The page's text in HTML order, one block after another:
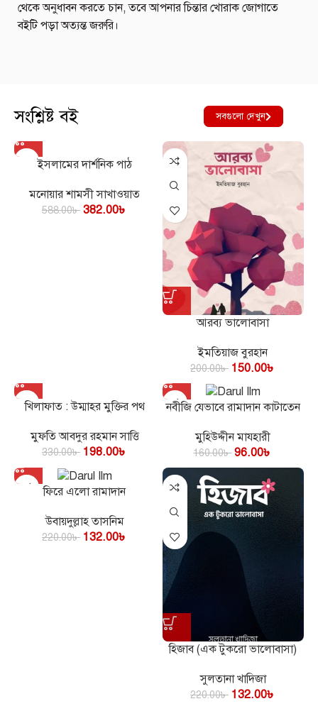
থেকে অনুধাবন করতে চান, তবে আপনার চিন্তার খোরাক জোগাতে
বইটি পড়া অত্যন্ত জরুরি।
সংশ্লিষ্ট বই সবগুলো দেখুন
ইসলামের দার্শনিক পাঠ
মনোয়ার শামসী সাখাওয়াত
588.00৳ 382.00৳
আরব্য ভালোবাসা
ইমতিয়াজ বুরহান
200.00৳ 150.00৳
খিলাফাত : উম্মাহর মুক্তির পথ
মুফতি আবদুর রহমান সাত্তি
330.00৳ 198.00৳
নবীজি যেভাবে রামাদান কাটাতেন
মুহিউদ্দীন মাযহারী
160.00৳ 96.00৳
ফিরে এলো রামাদান
উবায়দুল্লাহ তাসনিম
220.00৳ 132.00৳
হিজাব (এক টুকরো ভালোবাসা)
সুলতানা খাদিজা
220.00৳ 132.00৳